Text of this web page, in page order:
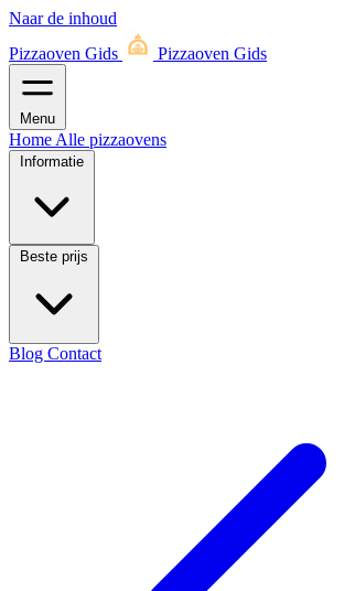
Naar de inhoud
Pizzaoven Gids
Pizzaoven Gids
Menu
Home Alle pizzaovens
Informatie
Beste prijs
Blog Contact